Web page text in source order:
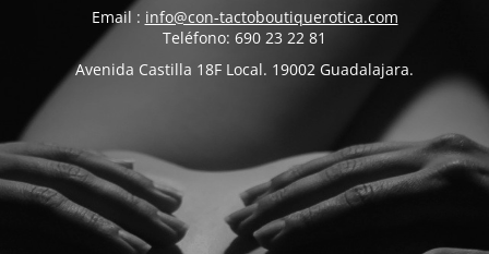
Email : info@con-tactoboutiquerotica.com
Teléfono: 690 23 22 81
Avenida Castilla 18F Local. 19002 Guadalajara.